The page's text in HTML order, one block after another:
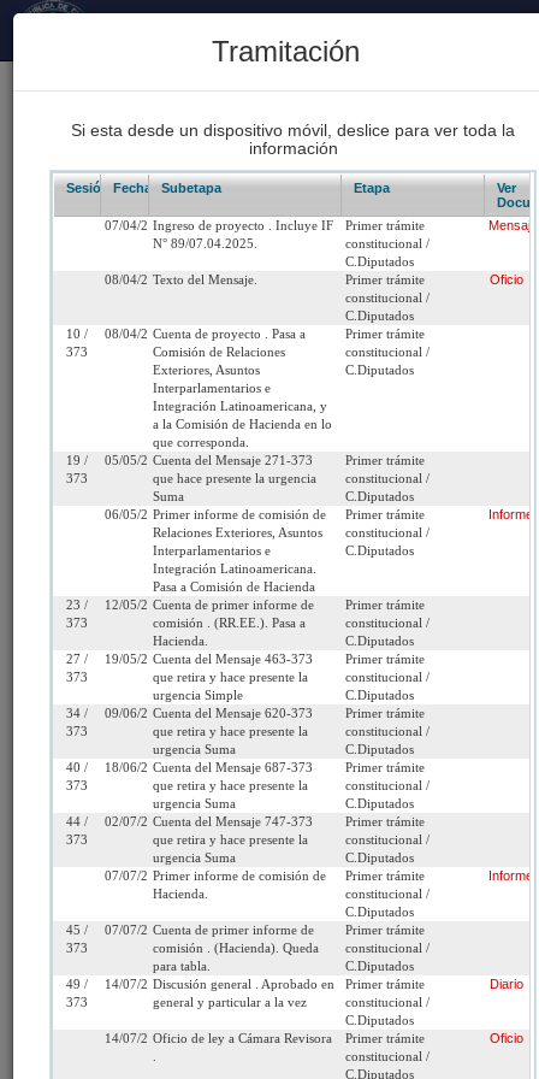
Proyectos de Ley Despachados 93
Sesiones Celebradas 62
Boletín 17447-10
Aprueba el Acuerdo de Asociación Económica
Integral entre la República de Chile y los
Árabes Unidos, suscrito en Abu Dabi, Emiratos
Árabes Unidos, el 29 de julio de 2024
Lunes 7 de Abril, 2025
Cámara
C.Diputados Iniciativa: Mensaje
Proyecto:
Proyecto de ley Refundido:
Tramitación terminada
D.S N° 142 (Diario
Oficial del 22/12/2025)
compartir:
http://www.senado.cl/appsenado/templates/tramitacion/
boletin_ini=17447-10
Seleccione la información que desea
Tramitación
Si esta desde un dispositivo móvil, deslice para ver toda la
información
Sesión/Leg.
Fecha Subetapa Etapa
Ver
07/04/2025Ingreso de proyecto . Incluye IF
N° 89/07.04.2025.
Primer trámite
constitucional /
C.Diputados
08/04/2025Texto del Mensaje.
Primer trámite
constitucional /
C.Diputados
Oficio
10 /
373
08/04/2025Cuenta de proyecto . Pasa a
Comisión de Relaciones
Exteriores, Asuntos
Interparlamentarios e
Integración Latinoamericana, y
a la Comisión de Hacienda en lo
que corresponda.
Primer trámite
constitucional /
C.Diputados
19 /
373
05/05/2025Cuenta del Mensaje 271-373
que hace presente la urgencia
Suma
Primer trámite
constitucional /
C.Diputados
06/05/2025Primer informe de comisión de
Relaciones Exteriores, Asuntos
Interparlamentarios e
Integración Latinoamericana.
Pasa a Comisión de Hacienda
Primer trámite
constitucional /
C.Diputados
Informe
23 /
373
12/05/2025Cuenta de primer informe de
comisión . (RR.EE.). Pasa a
Hacienda.
Primer trámite
constitucional /
C.Diputados
27 /
373
19/05/2025Cuenta del Mensaje 463-373
que retira y hace presente la
urgencia Simple
Primer trámite
constitucional /
C.Diputados
34 /
373
09/06/2025Cuenta del Mensaje 620-373
que retira y hace presente la
urgencia Suma
Primer trámite
constitucional /
C.Diputados
40 /
373
18/06/2025Cuenta del Mensaje 687-373
que retira y hace presente la
urgencia Suma
Primer trámite
constitucional /
C.Diputados
44 /
373
02/07/2025Cuenta del Mensaje 747-373
que retira y hace presente la
urgencia Suma
Primer trámite
constitucional /
C.Diputados
07/07/2025Primer informe de comisión de
Hacienda.
Primer trámite
constitucional /
C.Diputados
Informe
45 /
373
07/07/2025Cuenta de primer informe de
comisión . (Hacienda). Queda
para tabla.
Primer trámite
constitucional /
C.Diputados
49 /
373
14/07/2025Discusión general . Aprobado en
general y particular a la vez
Primer trámite
constitucional /
C.Diputados
Diario
14/07/2025Oficio de ley a Cámara Revisora
Primer trámite
constitucional /
C.Diputados
Oficio